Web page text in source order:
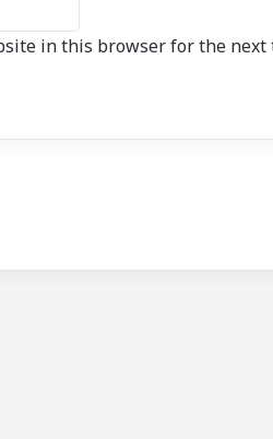
in this browser for the next